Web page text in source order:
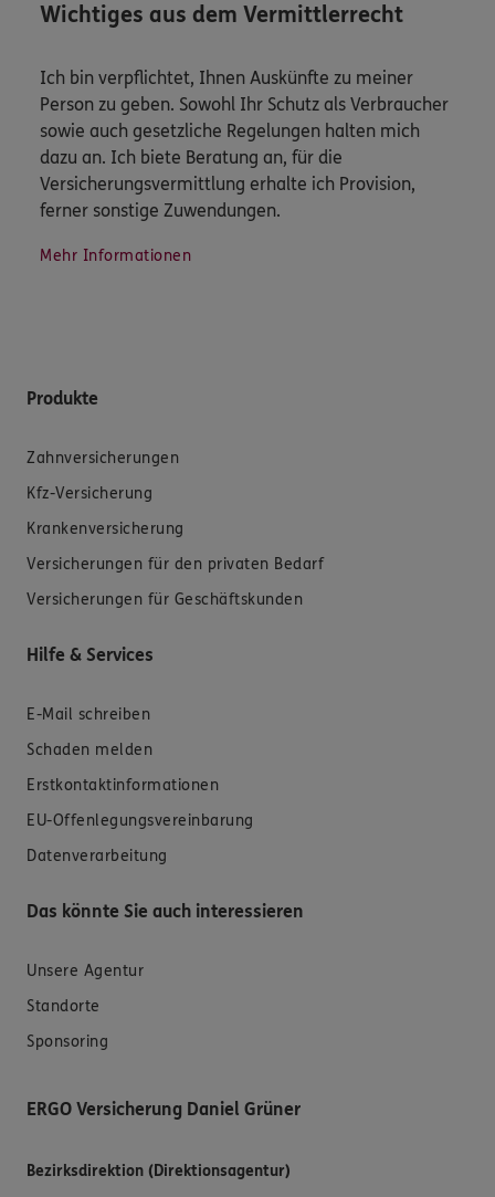
Wichtiges aus dem Vermittlerrecht
Ich bin verpflichtet, Ihnen Auskünfte zu meiner
Person zu geben. Sowohl Ihr Schutz als Verbraucher
sowie auch gesetzliche Regelungen halten mich
dazu an. Ich biete Beratung an, für die
Versicherungsvermittlung erhalte ich Provision,
ferner sonstige Zuwendungen.
Mehr Informationen
Produkte
Zahnversicherungen
Kfz-Versicherung
Krankenversicherung
Versicherungen für den privaten Bedarf
Versicherungen für Geschäftskunden
Hilfe & Services
E-Mail schreiben
Schaden melden
Erstkontaktinformationen
EU-Offenlegungsvereinbarung
Datenverarbeitung
Das könnte Sie auch interessieren
Unsere Agentur
Standorte
Sponsoring
ERGO Versicherung Daniel Grüner
Bezirksdirektion (Direktionsagentur)